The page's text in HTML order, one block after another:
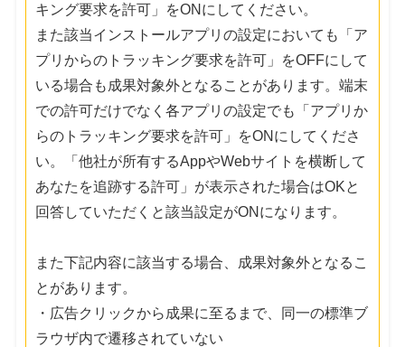
キング要求を許可」をONにしてください。
また該当インストールアプリの設定においても「ア
プリからのトラッキング要求を許可」をOFFにして
いる場合も成果対象外となることがあります。端末
での許可だけでなく各アプリの設定でも「アプリか
らのトラッキング要求を許可」をONにしてくださ
い。「他社が所有するAppやWebサイトを横断して
あなたを追跡する許可」が表示された場合はOKと
回答していただくと該当設定がONになります。
また下記内容に該当する場合、成果対象外となるこ
とがあります。
・広告クリックから成果に至るまで、同一の標準ブ
ラウザ内で遷移されていない